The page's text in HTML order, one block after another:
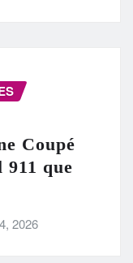
Coupé
911 que
2026